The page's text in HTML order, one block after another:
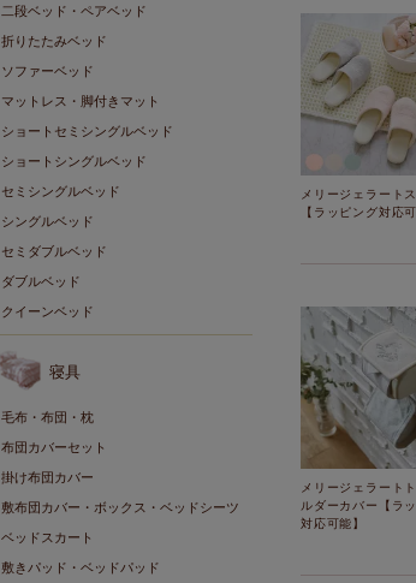
二段ベッド・ペアベッド
折りたたみベッド
ソファーベッド
マットレス・脚付きマット
ショートセミシングルベッド
ショートシングルベッド
セミシングルベッド
シングルベッド
セミダブルベッド
ダブルベッド
クイーンベッド
寝具
毛布・布団・枕
布団カバーセット
掛け布団カバー
敷布団カバー・ボックス・ベッドシーツ
ベッドスカート
敷きパッド・ベッドパッド
メリージェラート
【ラッピング対応可
メリージェラート
ルダーカバー【ラ
対応可能】